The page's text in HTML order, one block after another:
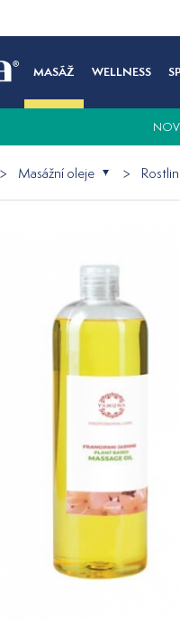
MASÁŽ WELLNESS
Masážní oleje